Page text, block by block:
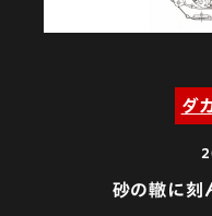
ダ
砂の轍に